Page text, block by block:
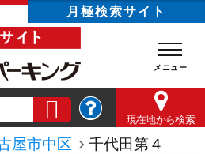
月極検索サイト
現在地から検索
屋市中区 千代田第４